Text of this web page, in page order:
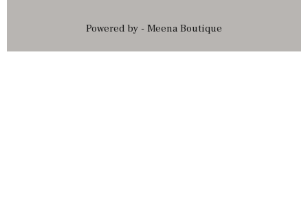
Powered by - Meena Boutique